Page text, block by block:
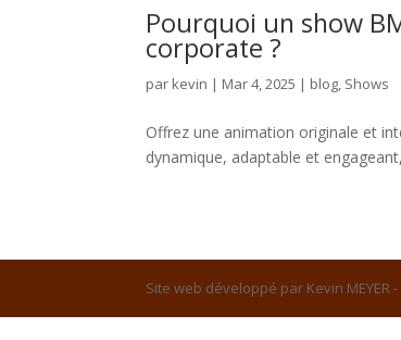
Pourquoi un show
corporate ?
par kevin | Mar 4, 2025 | blog, Shows
Offrez une animation originale et
dynamique, adaptable et
Site web développé par Kevin MEYER